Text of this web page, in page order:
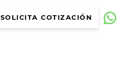
SOLICITA COTIZACIÓN